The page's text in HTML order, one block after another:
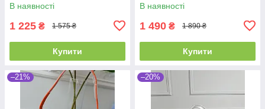
В наявності
1 225 ₴ 1 575 ₴
Купити
В наявності
1 490 ₴ 1 890 ₴
Купити
–21% –20%